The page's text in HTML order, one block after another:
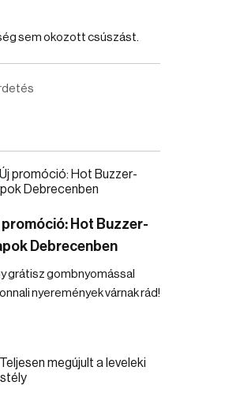
sem okozott csúszást.
promóció: Hot Buzzer-
Debrecenben
grátisz gombnyomással
nyeremények várnak rád!